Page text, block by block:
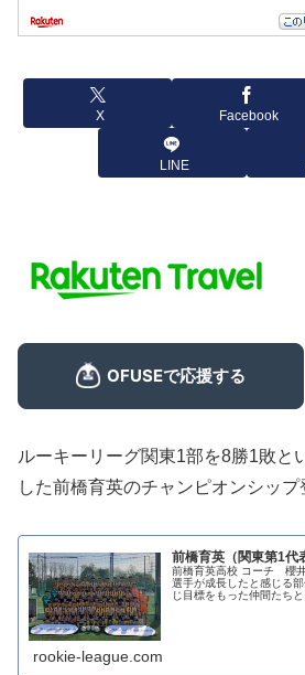
X Facebook
LINE
ルーキーリーグ関東1部を8勝1敗と
した前橋育英のチャンピオンシップ
前橋育英（関東第1代
前橋育英高校 コーチ 櫻井
選手が成長したと感じる
じ目標をもった仲間たち
rookie-league.com